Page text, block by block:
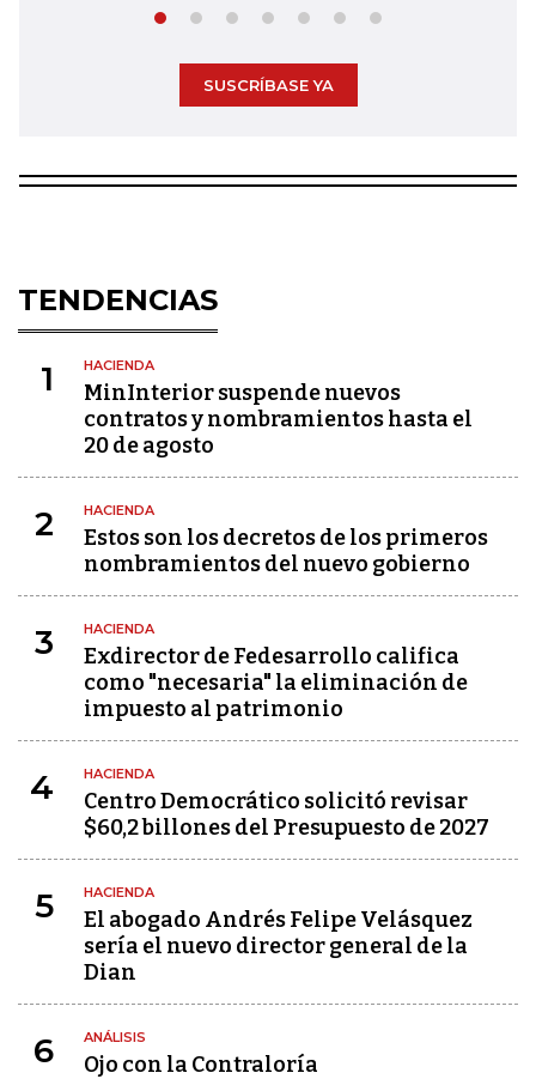
SUSCRÍBASE YA
TENDENCIAS
1 HACIENDA
MinInterior suspende nuevos
contratos y nombramientos hasta el
20 de agosto
2 HACIENDA
Estos son los decretos de los primeros
nombramientos del nuevo gobierno
3 HACIENDA
Exdirector de Fedesarrollo califica
como "necesaria" la eliminación de
impuesto al patrimonio
4 HACIENDA
Centro Democrático solicitó revisar
$60,2 billones del Presupuesto de 2027
5 HACIENDA
El abogado Andrés Felipe Velásquez
sería el nuevo director general de la
Dian
6 ANÁLISIS
Ojo con la Contraloría